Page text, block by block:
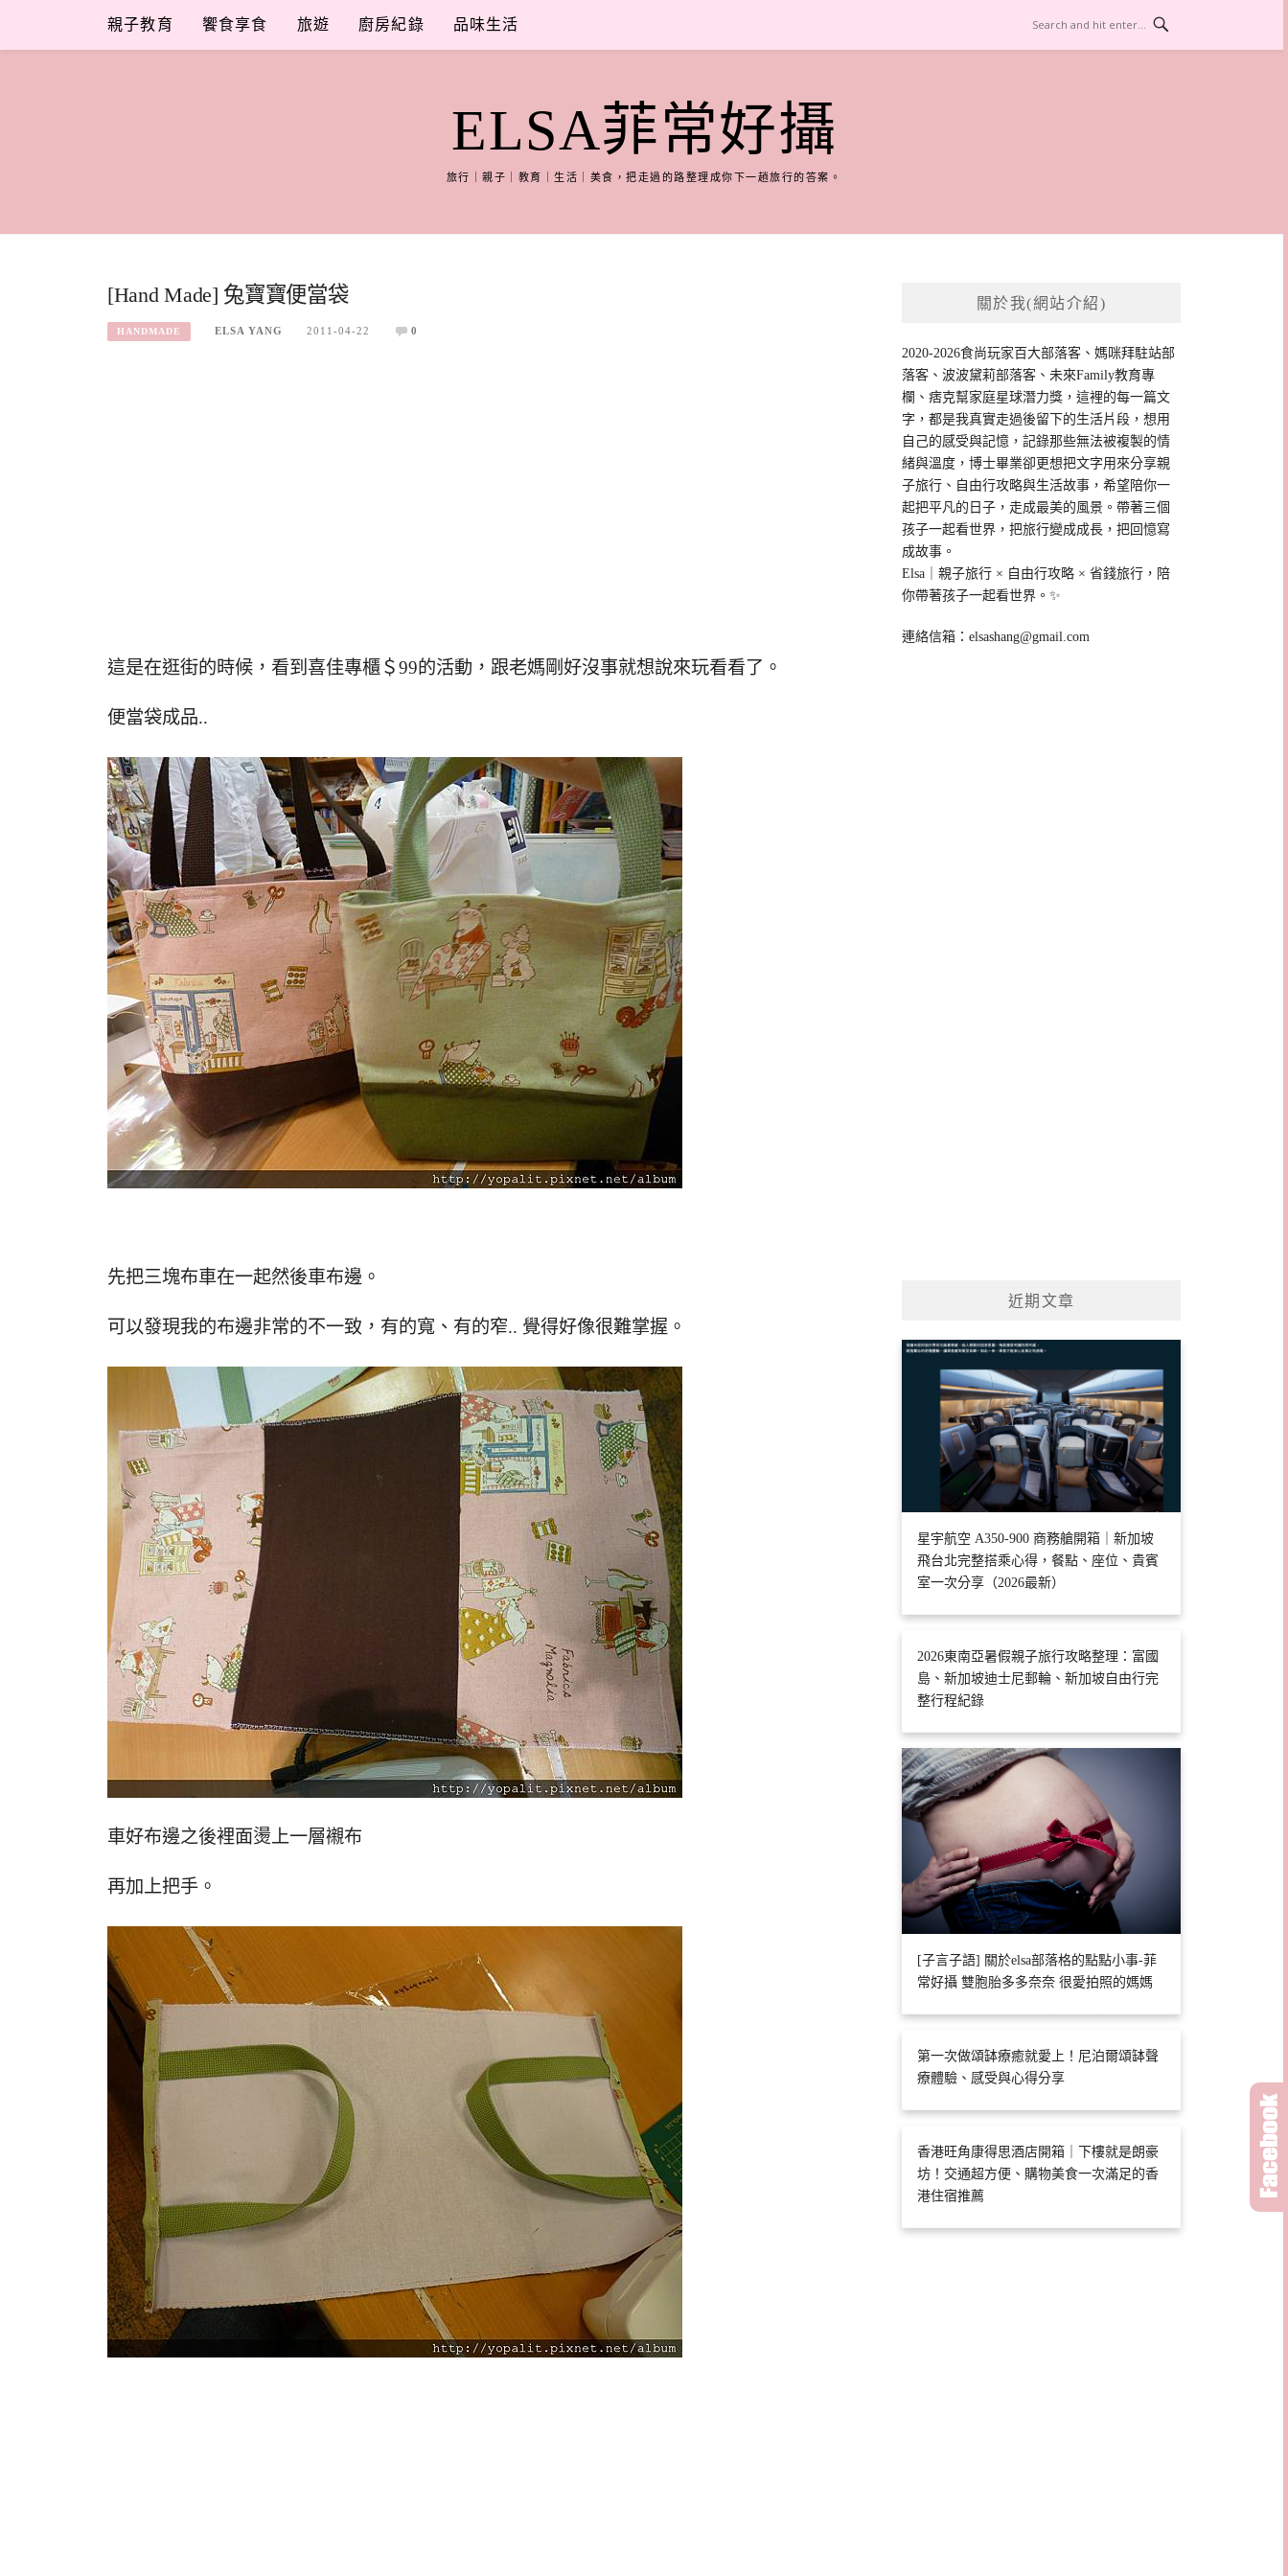
content
親子教育 饗食享食 旅遊 廚房紀錄 品味生活
ELSA菲常好攝
旅行｜親子｜教育｜生活｜美食，把走過的路整理成你下一趟旅行的答案。
[Hand Made] 兔寶寶便當袋
HANDMADE ELSA YANG 2011-04-22 0
這是在逛街的時候，看到喜佳專櫃＄99的活動，跟老媽剛好沒事就想說來玩看看了。
便當袋成品..
先把三塊布車在一起然後車布邊。
可以發現我的布邊非常的不一致，有的寬、有的窄.. 覺得好像很難掌握。
車好布邊之後裡面燙上一層襯布
再加上把手。
關於我(網站介紹)
2020-2026食尚玩家百大部落客、媽咪拜駐站部
落客、波波黛莉部落客、未來Family教育專
欄、痞克幫家庭星球潛力獎，這裡的每一篇文
字，都是我真實走過後留下的生活片段，想用
自己的感受與記憶，記錄那些無法被複製的情
緒與溫度，博士畢業卻更想把文字用來分享親
子旅行、自由行攻略與生活故事，希望陪你一
起把平凡的日子，走成最美的風景。帶著三個
孩子一起看世界，把旅行變成成長，把回憶寫
成故事。
Elsa｜親子旅行 × 自由行攻略 × 省錢旅行，陪
你帶著孩子一起看世界。✨
連絡信箱：elsashang@gmail.com
近期文章
星宇航空 A350-900 商務艙開箱｜新加坡
飛台北完整搭乘心得，餐點、座位、貴賓
室一次分享（2026最新）
2026東南亞暑假親子旅行攻略整理：富國
島、新加坡迪士尼郵輪、新加坡自由行完
整行程紀錄
[子言子語] 關於elsa部落格的點點小事-菲
常好攝 雙胞胎多多奈奈 很愛拍照的媽媽
第一次做頌缽療癒就愛上！尼泊爾頌缽聲
療體驗、感受與心得分享
香港旺角康得思酒店開箱｜下樓就是朗豪
坊！交通超方便、購物美食一次滿足的香
港住宿推薦